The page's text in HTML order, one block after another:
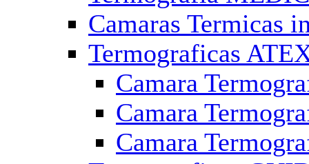
Camaras Termicas
Termograficas
Camara
Camara
Camara